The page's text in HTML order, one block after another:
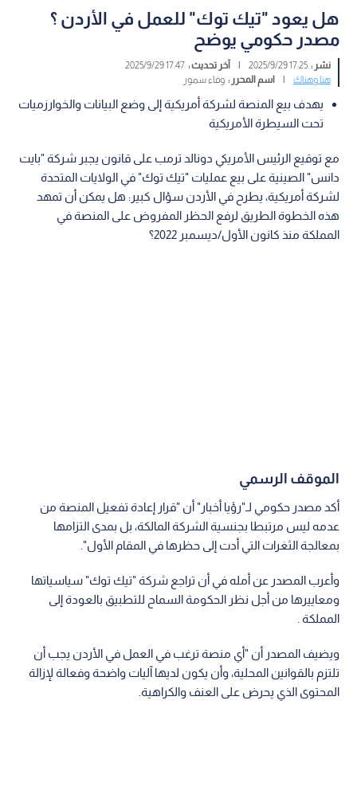
هل يعود "تيك توك" للعمل في الأردن ؟
مصدر حكومي يوضح
نشر :17:25 2025/9/29
| آخر تحديث :17:47 2025/9/29
هنا وهناك
| اسم المحرر :وفاء سمور
يهدف بيع المنصة لشركة أمريكية إلى وضع البيانات والخوارزميات
تحت السيطرة الأمريكية
مع توقيع الرئيس الأمريكي دونالد ترمب على قانون يجبر شركة "بايت
دانس" الصينية على بيع عمليات "تيك توك" في الولايات المتحدة
لشركة أمريكية، يطرح في الأردن سؤال كبير: هل يمكن أن تمهد
هذه الخطوة الطريق لرفع الحظر المفروض على المنصة في
المملكة منذ كانون الأول/ديسمبر 2022؟
الموقف الرسمي
أكد مصدر حكومي لـ"رؤيا أخبار" أن "قرار إعادة تفعيل المنصة من
عدمه ليس مرتبطا بجنسية الشركة المالكة، بل بمدى التزامها
بمعالجة الثغرات التي أدت إلى حظرها في المقام الأول".
وأعرب المصدر عن أمله في أن تراجع شركة "تيك توك" سياسياتها
ومعاييرها من أجل نظر الحكومة السماح للتطبيق بالعودة إلى
المملكة .
ويضيف المصدر أن "أي منصة ترغب في العمل في الأردن يجب أن
تلتزم بالقوانين المحلية، وأن يكون لديها آليات واضحة وفعالة لإزالة
المحتوى الذي يحرض على العنف والكراهية.